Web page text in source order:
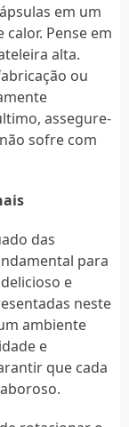
em um
Pense em
alta.
ou
assegure-
sofre com
das
para
e
neste
ambiente
e
que cada